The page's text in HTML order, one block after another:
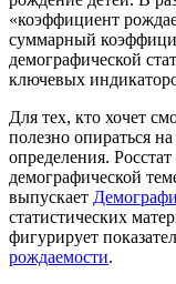
«коэффициент
суммарный
демографической
ключевых
Для тех, кто хочет
полезно опираться
определения.
демографической
выпускает
статистических
фигурирует
рождаемости.